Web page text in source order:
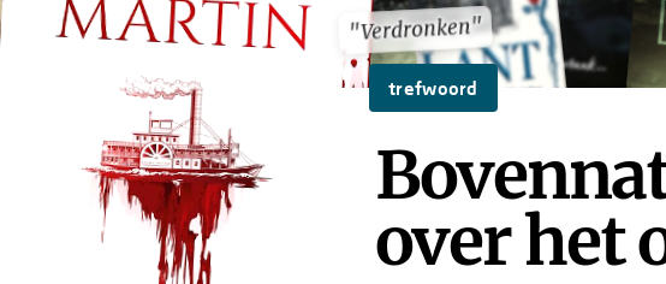
"Verdronken"
"Verdronken"
trefwoord
over het